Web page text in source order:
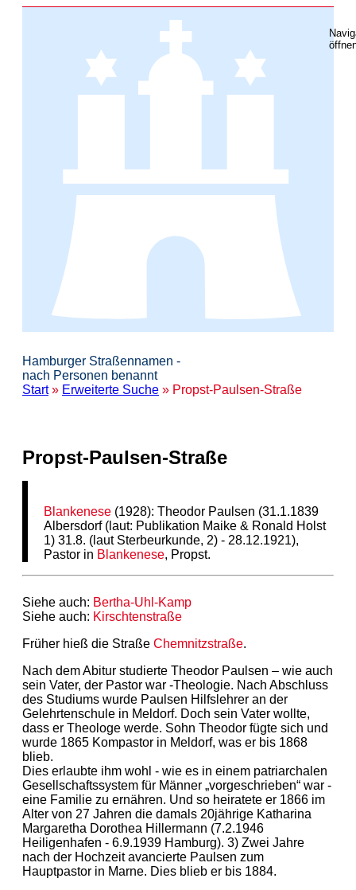
Hamburger Straßennamen -
nach Personen benannt
Start» Erweiterte Suche » Propst-Paulsen-Straße
Propst-Paulsen-Straße
Blankenese (1928): Theodor Paulsen (31.1.1839
Albersdorf (laut: Publikation Maike & Ronald Holst
1) 31.8. (laut Sterbeurkunde, 2) - 28.12.1921),
Pastor in Blankenese, Propst.
Siehe auch: Bertha-Uhl-Kamp
Siehe auch: Kirschtenstraße
Früher hieß die Straße Chemnitzstraße.
Nach dem Abitur studierte Theodor Paulsen – wie auch
sein Vater, der Pastor war -Theologie. Nach Abschluss
des Studiums wurde Paulsen Hilfslehrer an der
Gelehrtenschule in Meldorf. Doch sein Vater wollte,
dass er Theologe werde. Sohn Theodor fügte sich und
wurde 1865 Kompastor in Meldorf, was er bis 1868
blieb.
Dies erlaubte ihm wohl - wie es in einem patriarchalen
Gesellschaftssystem für Männer „vorgeschrieben“ war -
eine Familie zu ernähren. Und so heiratete er 1866 im
Alter von 27 Jahren die damals 20jährige Katharina
Margaretha Dorothea Hillermann (7.2.1946
Heiligenhafen - 6.9.1939 Hamburg). 3) Zwei Jahre
nach der Hochzeit avancierte Paulsen zum
Hauptpastor in Marne. Dies blieb er bis 1884.